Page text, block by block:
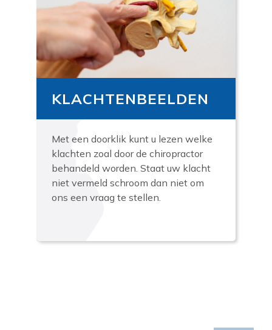
KLACHTENBEELDEN
Met een doorklik kunt u lezen welke
klachten zoal door de chiropractor
behandeld worden. Staat uw klacht
niet vermeld schroom dan niet om
ons een vraag te stellen.